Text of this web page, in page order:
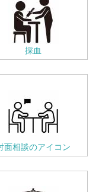
採血
面相談のアイコン